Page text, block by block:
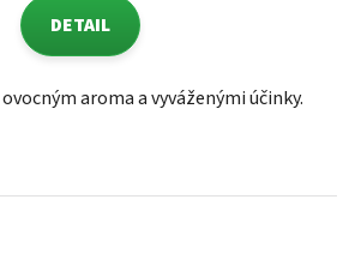
DETAIL
aroma a vyváženými účinky.